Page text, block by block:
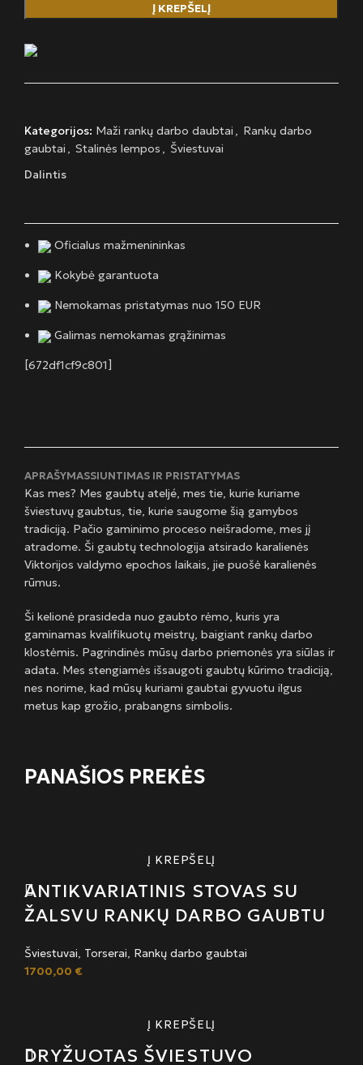
Į KREPŠELĮ
Kategorijos: Maži rankų darbo daubtai , Rankų darbo
gaubtai , Stalinės lempos , Šviestuvai
Dalintis
Oficialus mažmenininkas
Kokybė garantuota
Nemokamas pristatymas nuo 150 EUR
Galimas nemokamas grąžinimas
[672df1cf9c801]
APRAŠYMASSIUNTIMAS IR PRISTATYMAS
Kas mes? Mes gaubtų ateljé, mes tie, kurie kuriame
šviestuvų gaubtus, tie, kurie saugome šią gamybos
tradiciją. Pačio gaminimo proceso neišradome, mes jį
atradome. Ši gaubtų technologija atsirado karalienės
Viktorijos valdymo epochos laikais, jie puošė karalienės
rūmus.
Ši kelionė prasideda nuo gaubto rėmo, kuris yra
gaminamas kvalifikuotų meistrų, baigiant rankų darbo
klostėmis. Pagrindinės mūsų darbo priemonės yra siūlas ir
adata. Mes stengiamės išsaugoti gaubtų kūrimo tradiciją,
nes norime, kad mūsų kuriami gaubtai gyvuotu ilgus
metus kap grožio, prabangns simbolis.
PANAŠIOS PREKĖS
Į KREPŠELĮ
ANTIKVARIATINIS STOVAS SU
ŽALSVU RANKŲ DARBO GAUBTU
Šviestuvai, Torserai, Rankų darbo gaubtai
1700,00 €
Į KREPŠELĮ
DRYŽUOTAS ŠVIESTUVO